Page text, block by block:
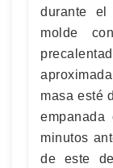
durante el
molde
masa esté
minutos
de este